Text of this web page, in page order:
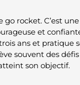
go rocket. C’est
et
ans et pratique
souvent des
son objectif.